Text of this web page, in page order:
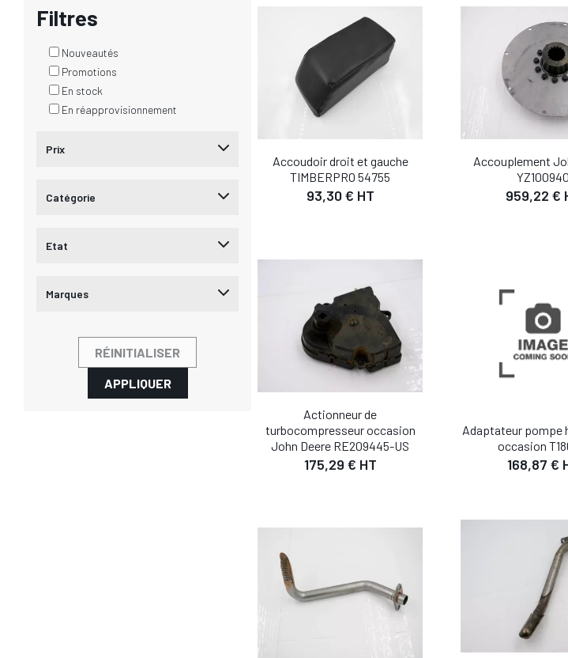
Filtres
Nouveautés
Promotions
En stock
En réapprovisionnement
Prix
Catégorie
Etat
Marques
RÉINITIALISER
APPLIQUER
Accoudoir droit et gauche
TIMBERPRO 54755
93,30 € HT
Accouplement
YZ100940
959,22 €
Actionneur de
turbocompresseur occasion
John Deere RE209445-US
175,29 € HT
Adaptateur pompe
occasion
168,87 €
DÉTAIL DÉTAIL